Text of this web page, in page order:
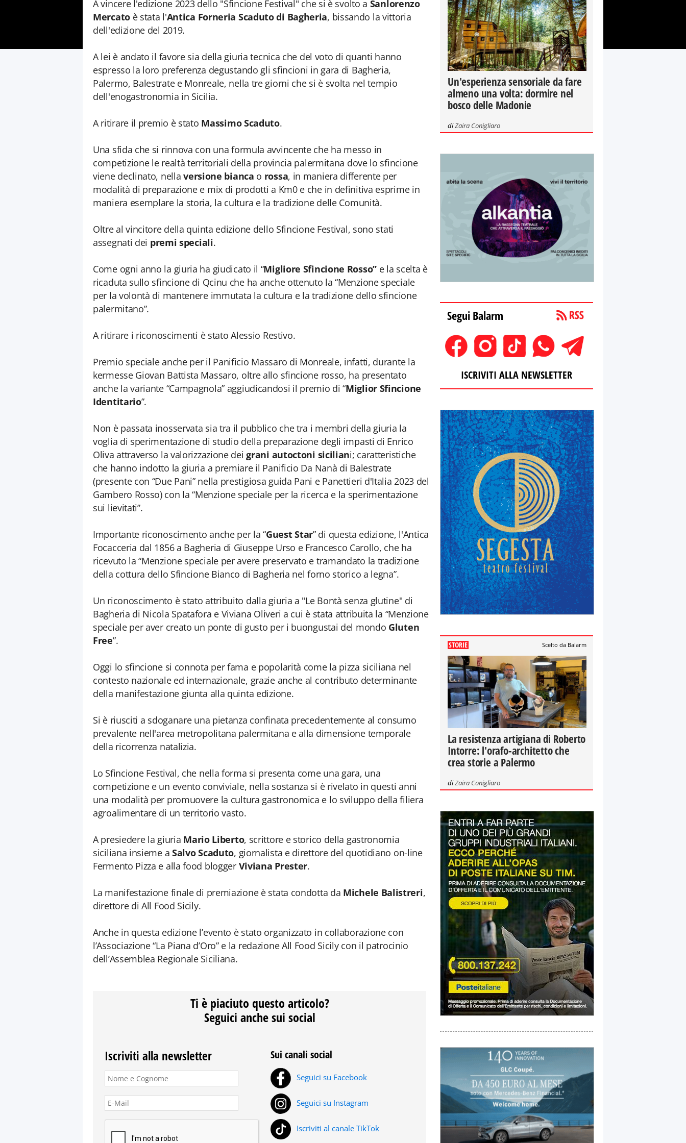
A vincere l'edizione 2023 dello "Sfincione Festival" che si è svolto a Sanlorenzo
Mercatoè stata l'Antica Forneria Scaduto di Bagheria, bissando la vittoria
dell'edizione del 2019.
A lei è andato il favore sia della giuria tecnica che del voto di quanti hanno
espresso la loro preferenza degustando gli sfincioni in gara di Bagheria,
Palermo, Balestrate e Monreale, nella tre giorni che si è svolta nel tempio
dell'enogastronomia in Sicilia.
A ritirare il premio è stato Massimo Scaduto.
Una sfida che si rinnova con una formula avvincente che ha messo in
competizione le realtà territoriali della provincia palermitana dove lo sfincione
viene declinato, nellaversione bianca o rossa, in maniera differente per
modalità di preparazione e mix di prodotti a Km0 e che in definitiva esprime in
maniera esemplare la storia, la cultura e la tradizione delle Comunità.
Oltre al vincitore della quinta edizione dello Sfincione Festival, sono stati
assegnati dei premi speciali.
Come ogni anno la giuria ha giudicato il “Migliore Sfincione Rosso”e la scelta è
ricaduta sullo sfincione di Qcinu che ha anche ottenuto la “Menzione speciale
per la volontà di mantenere immutata la cultura e la tradizione dello sfincione
palermitano”.
A ritirare i riconoscimenti è stato Alessio Restivo.
Premio speciale anche per il Panificio Massaro di Monreale, infatti, durante la
kermesse Giovan Battista Massaro, oltre allo sfincione rosso, ha presentato
anche la variante “Campagnola” aggiudicandosi il premio di “Miglior Sfincione
Identitario”.
Non è passata inosservata sia tra il pubblico che tra i membri della giuria la
voglia di sperimentazione di studio della preparazione degli impasti di Enrico
Oliva attraverso la valorizzazione deigrani autoctoni siciliani; caratteristiche
che hanno indotto la giuria a premiare il Panificio Da Nanà di Balestrate
(presente con “Due Pani” nella prestigiosa guida Pani e Panettieri d'Italia 2023 del
Gambero Rosso) con la “Menzione speciale per la ricerca e la sperimentazione
sui lievitati”.
Importante riconoscimento anche per la “Guest Star” di questa edizione, l'Antica
Focacceria dal 1856 a Bagheria di Giuseppe Urso e Francesco Carollo, che ha
ricevuto la “Menzione speciale per avere preservato e tramandato la tradizione
della cottura dello Sfincione Bianco di Bagheria nel forno storico a legna”.
Un riconoscimento è stato attribuito dalla giuria a "Le Bontà senza glutine" di
Bagheria di Nicola Spatafora e Viviana Oliveri a cui è stata attribuita la “Menzione
speciale per aver creato un ponte di gusto per i buongustai del mondo Gluten
Free”.
Oggi lo sfincione si connota per fama e popolarità come la pizza siciliana nel
contesto nazionale ed internazionale, grazie anche al contributo determinante
della manifestazione giunta alla quinta edizione.
Si è riusciti a sdoganare una pietanza confinata precedentemente al consumo
prevalente nell'area metropolitana palermitana e alla dimensione temporale
della ricorrenza natalizia.
Lo Sfincione Festival, che nella forma si presenta come una gara, una
competizione e un evento conviviale, nella sostanza si è rivelato in questi anni
una modalità per promuovere la cultura gastronomica e lo sviluppo della filiera
agroalimentare di un territorio vasto.
A presiedere la giuria Mario Liberto, scrittore e storico della gastronomia
siciliana insieme a Salvo Scaduto, giornalista e direttore del quotidiano on-line
Fermento Pizza e alla food blogger Viviana Prester.
La manifestazione finale di premiazione è stata condotta da Michele Balistreri,
direttore di All Food Sicily.
Anche in questa edizione l’evento è stato organizzato in collaborazione con
l’Associazione “La Piana d’Oro” e la redazione All Food Sicily con il patrocinio
dell’Assemblea Regionale Siciliana.
Ti è piaciuto questo articolo?
Seguici anche sui social
Iscriviti alla newsletter Sui canali social
Seguici su Facebook
Seguici su Instagram
Iscriviti al canale TikTok
Un'esperienza sensoriale da fare
almeno una volta: dormire nel
bosco delle Madonie
diZaira Conigliaro
Segui Balarm
ISCRIVITI ALLA NEWSLETTER
STORIE Scelto da Balarm
La resistenza artigiana di Roberto
Intorre: l'orafo-architetto che
crea storie a Palermo
diZaira Conigliaro